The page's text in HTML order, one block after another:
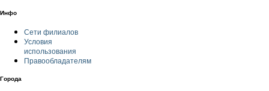
Инфо
Сети филиалов
Условия
использования
Правообладателям
Города